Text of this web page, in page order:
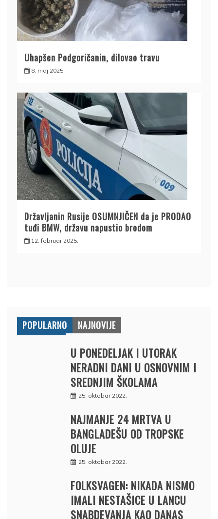
Uhapšen Podgoričanin, dilovao travu
8. maj 2025.
Državljanin Rusije OSUMNJIČEN da je PRODAO
tuđi BMW, državu napustio brodom
12. februar 2025.
POPULARNO NAJNOVIJE
U PONEDELJAK I UTORAK
NERADNI DANI U OSNOVNIM I
SREDNJIM ŠKOLAMA
25. oktobar 2022.
NAJMANJE 24 MRTVA U
BANGLADEŠU OD TROPSKE
OLUJE
25. oktobar 2022.
FOLKSVAGEN: NIKADA NISMO
IMALI NESTAŠICE U LANCU
SNABDEVANJA KAO DANAS